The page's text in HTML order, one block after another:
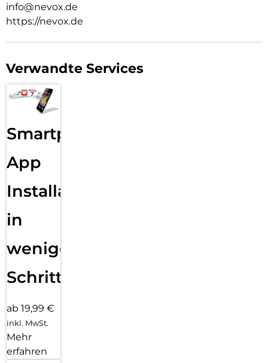
info@nevox.de
https://nevox.de
Verwandte Services
Smartphone
App
Installation
in
wenigen
Schritten
ab 19,99 €
inkl. MwSt.
Mehr
erfahren